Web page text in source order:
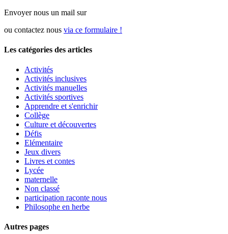
Envoyer nous un mail sur
ou contactez nous via ce formulaire !
Les catégories des articles
Activités
Activités inclusives
Activités manuelles
Activités sportives
Apprendre et s'enrichir
Collège
Culture et découvertes
Défis
Elémentaire
Jeux divers
Livres et contes
Lycée
maternelle
Non classé
participation raconte nous
Philosophe en herbe
Autres pages